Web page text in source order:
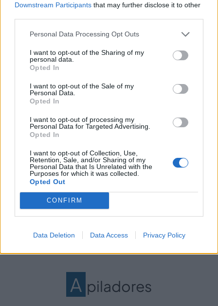
Downstream Participants that may further disclose it to other
Personal Data Processing Opt Outs
I want to opt-out of the Sharing of my
personal data.
Opted In
I want to opt-out of the Sale of my
Personal Data.
Opted In
I want to opt-out of processing my
Personal Data for Targeted Advertising.
Opted In
I want to opt-out of Collection, Use,
Retention, Sale, and/or Sharing of my
Personal Data that Is Unrelated with the
Purposes for which it was collected.
Opted Out
CONFIRM
Data Deletion Data Access Privacy Policy
pequeñas cargas habituales en el día a día de la
habituales y están indicadas para mayores
capacidades y pesos
cuentan con un contrapeso en la parte posterior que
les da nombre y permite mantener el equilibrio.
elevar cargas de
espacios externos, (para lo cual lo habitual es contar
con un sistema de combustión interna, lo que les
aporta más potencia que a las eléctricas). Su
aplicación se centra en tareas tales como el
transporte, tanto vertical como horizontal, o el
apilamiento además de carga y descarga.
A piladores